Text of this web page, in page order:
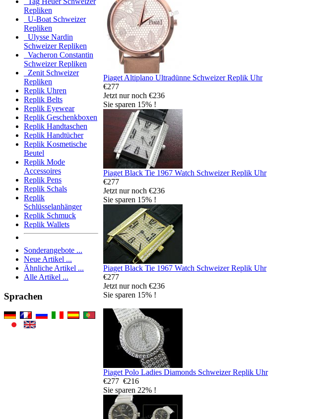
Repliken
U-Boat Schweizer
Repliken
Ulysse Nardin
Schweizer Repliken
Vacheron Constantin
Schweizer Repliken
Zenit Schweizer
Repliken
Replik Uhren
Replik Belts
Replik Eyewear
Replik Geschenkboxen
Replik Handtaschen
Replik Handtücher
Replik Kosmetische
Beutel
Replik Mode
Accessoires
Replik Pens
Replik Schals
Replik
Schlüsselanhänger
Replik Schmuck
Replik Wallets
Sonderangebote ...
Neue Artikel ...
Ähnliche Artikel ...
Alle Artikel ...
Sprachen
Piaget Altiplano Ultradünne Schweizer Replik Uhr
€277
Jetzt nur noch €236
Sie sparen 15% !
Piaget Black Tie 1967 Watch Schweizer Replik Uhr
€277
Jetzt nur noch €236
Sie sparen 15% !
Piaget Black Tie 1967 Watch Schweizer Replik Uhr
€277
Jetzt nur noch €236
Sie sparen 15% !
Piaget Polo Ladies Diamonds Schweizer Replik Uhr
€277 €216
Sie sparen 22% !